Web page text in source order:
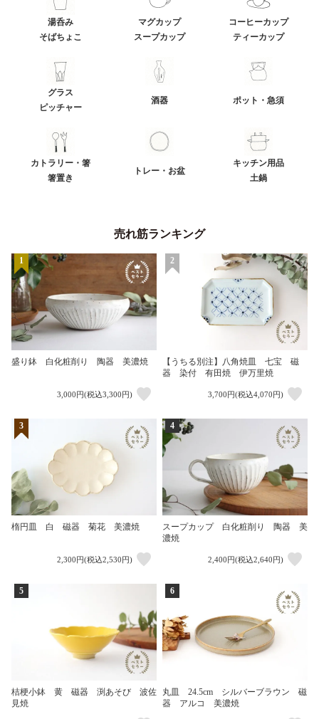
湯呑み
そばちょこ
マグカップ
スープカップ
コーヒーカップ
ティーカップ
グラス
ピッチャー
酒器 ポット・急須
カトラリー・箸
箸置き
トレー・お盆
キッチン用品
土鍋
売れ筋ランキング
1
盛り鉢 白化粧削り 陶器 美濃焼
3,000円(税込3,300円)
2
【うちる別注】八角焼皿 七宝 磁
器 染付 有田焼 伊万里焼
3,700円(税込4,070円)
3
楕円皿 白 磁器 菊花 美濃焼
2,300円(税込2,530円)
4
スープカップ 白化粧削り 陶器 美
濃焼
2,400円(税込2,640円)
5
桔梗小鉢 黄 磁器 渕あそび 波佐
見焼
6
丸皿 24.5cm シルバーブラウン 磁
器 アルコ 美濃焼